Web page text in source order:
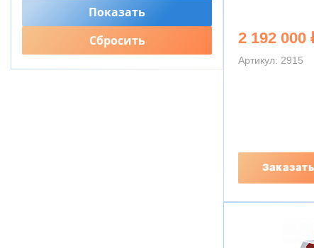
2 192 000
Артикул: 2915
Заказать